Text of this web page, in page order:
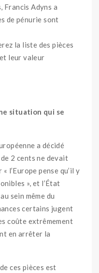
Francis Adyns a
de pénurie sont
la liste des pièces
leur valeur
situation qui se
a décidé
2 cents ne devait
l’Europe pense qu’il y
», et l’État
sein même du
certains jugent
coûte extrêmement
en arrêter la
ces pièces est